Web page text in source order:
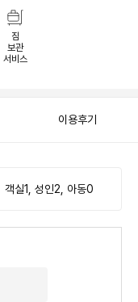
짐
보관
서비스
이용후기
객실1, 성인2, 아동0